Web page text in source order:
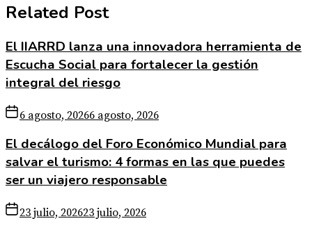
Related Post
El IIARRD lanza una innovadora herramienta de
Escucha Social para fortalecer la gestión
integral del riesgo
6 agosto, 20266 agosto, 2026
El decálogo del Foro Económico Mundial para
salvar el turismo: 4 formas en las que puedes
ser un viajero responsable
23 julio, 202623 julio, 2026